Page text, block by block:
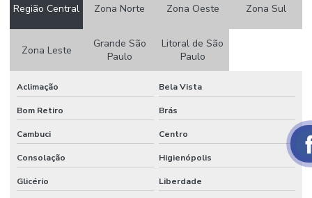
VALOR
AUTOMAÇÃO
CONDOMINIO
AUTOMAÇÃO
RESIDENCIAL
Região Central Zona Norte Zona Oeste Zona Sul
Zona Leste
Grande São
Paulo
Litoral de São
Paulo
Aclimação Bela Vista
Bom Retiro Brás
Cambuci Centro
Consolação Higienópolis
Glicério Liberdade